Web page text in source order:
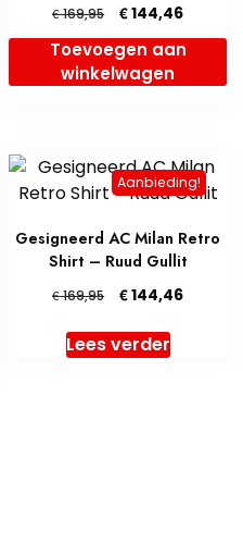
€169,95
Oorspronkelijke
prijs
was:
€ 169,95.
€144,46Huidige
prijs
is:
Toevoegen aan
winkelwagen
Aanbieding!
Gesigneerd AC Milan Retro
Shirt – Ruud Gullit
€169,95
Oorspronkelijke
was:
€ 169,95.
€144,46Huidige
Lees verder